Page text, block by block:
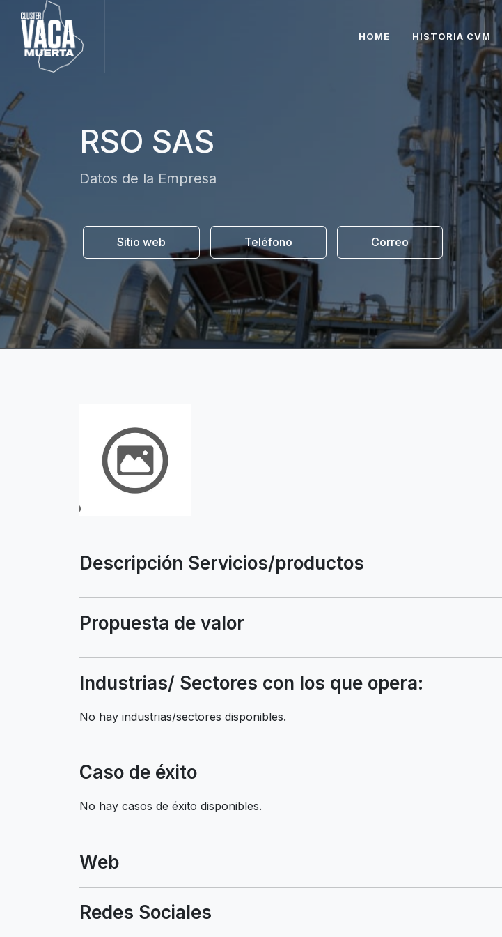
HOME HISTORIA CVM
RSO SAS
Datos de la Empresa
Sitio web Teléfono Correo
Descripción Servicios/productos
Propuesta de valor
Industrias/ Sectores con los que opera:
No hay industrias/sectores disponibles.
Caso de éxito
No hay casos de éxito disponibles.
Web
Redes Sociales